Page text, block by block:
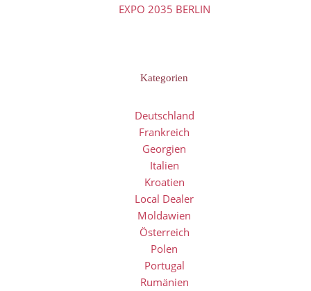
EXPO 2035 BERLIN
Kategorien
Deutschland
Frankreich
Georgien
Italien
Kroatien
Local Dealer
Moldawien
Österreich
Polen
Portugal
Rumänien